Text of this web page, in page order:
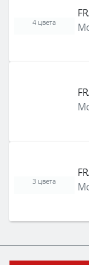
4 цвета
3 цвета